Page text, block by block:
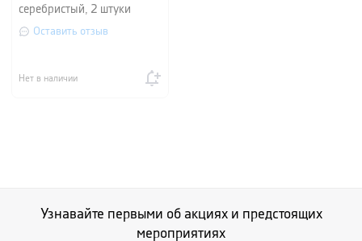
серебристый, 2 штуки
Оставить отзыв
Нет в наличии
Узнавайте первыми об акциях и предстоящих
мероприятиях